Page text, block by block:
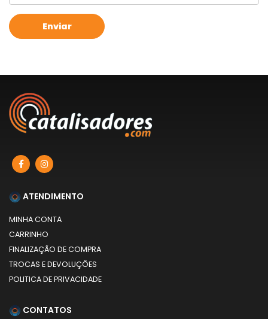
ATENDIMENTO
MINHA CONTA
CARRINHO
FINALIZAÇÃO DE COMPRA
TROCAS E DEVOLUÇÕES
POLITICA DE PRIVACIDADE
CONTATOS